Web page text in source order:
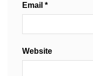
Email *
Website